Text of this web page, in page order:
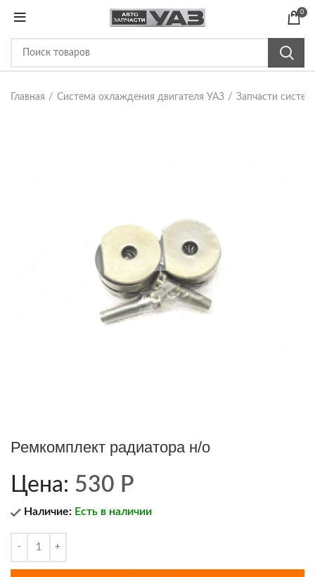
0
Главная Система охлаждения двигателя УАЗ Запчасти
Ремкомплект радиатора н/о
Цена: 530 Р
Наличие: Есть в наличии